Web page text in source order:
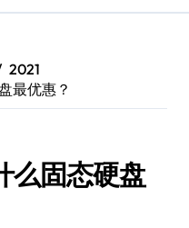
2021
最优惠？
么固态硬盘